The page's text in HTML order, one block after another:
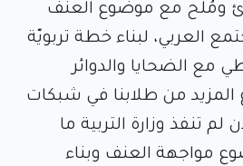
ومُلح مع موضوع العنف
العربي، لبناء خطة تربويّة
مع الضحايا والدوائر
المزيد من طلابنا في شبكات
لم تنفذ وزارة التربية ما
مواجهة العنف وبناء